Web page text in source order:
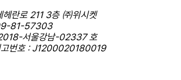
헤란로 211 3층 ㈜위시켓
81-57303
서울강남-02337 호
고번호 : J1200020180019